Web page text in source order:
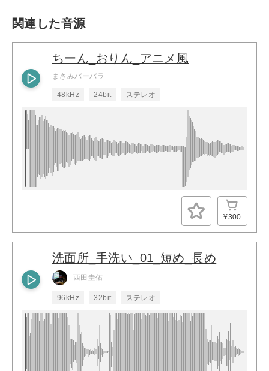
関連した音源
ちーん_おりん_アニメ風
まさみバーバラ
48kHz 24bit ステレオ
¥300
洗面所_手洗い_01_短め_長め
西田圭佑
96kHz 32bit ステレオ